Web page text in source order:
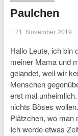
Paulchen
21. November 2019
Hallo Leute, ich bin
meiner Mama und
gelandet, weil wir
Menschen
erst mal
nichts Böses
Plätzchen, wo man
Ich werde etwas